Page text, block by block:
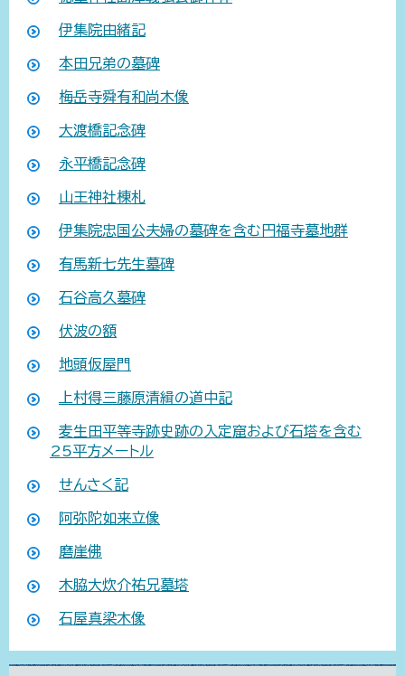
伊集院由緒記
本田兄弟の墓碑
梅岳寺舜有和尚木像
大渡橋記念碑
永平橋記念碑
山王神社棟札
伊集院忠国公夫婦の墓碑を含む円福寺墓地群
有馬新七先生墓碑
石谷高久墓碑
伏波の額
地頭仮屋門
上村得三藤原清緝の道中記
麦生田平等寺跡史跡の入定窟および石塔を含む
25平方メートル
せんさく記
阿弥陀如来立像
磨崖佛
木脇大炊介祐兄墓塔
石屋真梁木像